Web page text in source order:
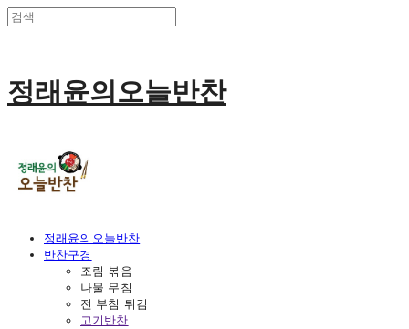
정래윤의오늘반찬
정래윤의오늘반찬
반찬구경
조림 볶음
나물 무침
전 부침 튀김
고기반찬